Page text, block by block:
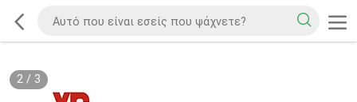
2/ 3